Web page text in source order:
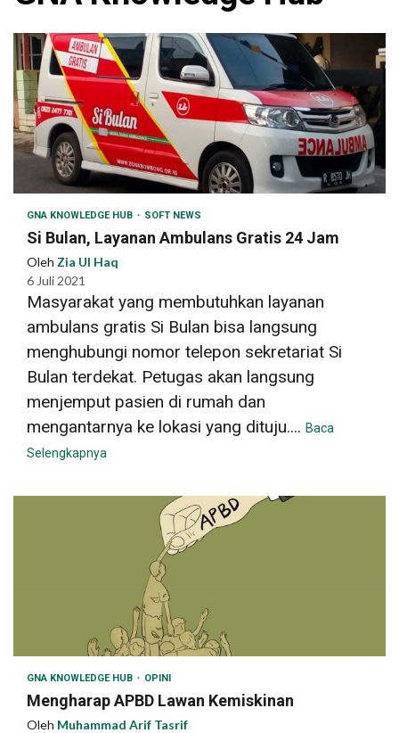
GNA KNOWLEDGE HUB SOFT NEWS
Si Bulan, Layanan Ambulans Gratis 24 Jam
Oleh Zia Ul Haq
6 Juli 2021
Masyarakat yang membutuhkan layanan
ambulans gratis Si Bulan bisa langsung
menghubungi nomor telepon sekretariat Si
Bulan terdekat. Petugas akan langsung
menjemput pasien di rumah dan
mengantarnya ke lokasi yang dituju.... Baca
Selengkapnya
GNA KNOWLEDGE HUB OPINI
Mengharap APBD Lawan Kemiskinan
Oleh Muhammad Arif Tasrif